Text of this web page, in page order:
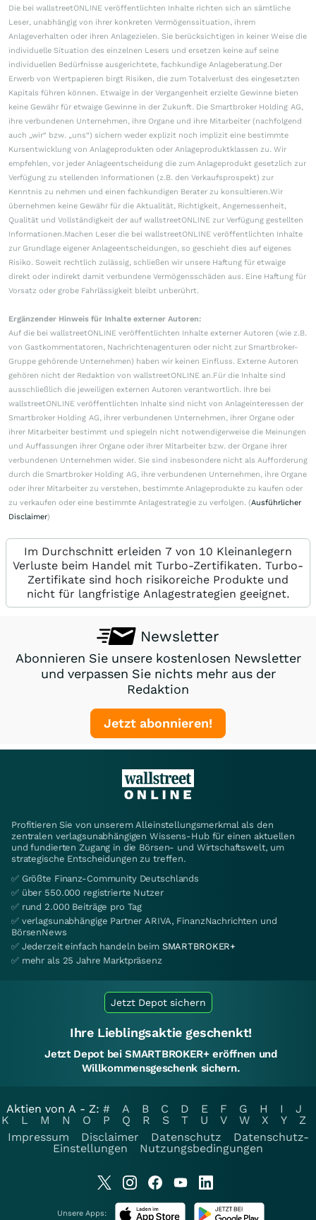
Die bei wallstreetONLINE veröffentlichten Inhalte richten sich an sämtliche
Leser, unabhängig von ihrer konkreten Vermögenssituation, ihrem
Anlageverhalten oder ihren Anlagezielen. Sie berücksichtigen in keiner Weise die
individuelle Situation des einzelnen Lesers und ersetzen keine auf seine
individuellen Bedürfnisse ausgerichtete, fachkundige Anlageberatung.Der
Erwerb von Wertpapieren birgt Risiken, die zum Totalverlust des eingesetzten
Kapitals führen können. Etwaige in der Vergangenheit erzielte Gewinne bieten
keine Gewähr für etwaige Gewinne in der Zukunft. Die Smartbroker Holding AG,
ihre verbundenen Unternehmen, ihre Organe und ihre Mitarbeiter (nachfolgend
auch „wir“ bzw. „uns“) sichern weder explizit noch implizit eine bestimmte
Kursentwicklung von Anlageprodukten oder Anlageproduktklassen zu. Wir
empfehlen, vor jeder Anlageentscheidung die zum Anlageprodukt gesetzlich zur
Verfügung zu stellenden Informationen (z.B. den Verkaufsprospekt) zur
Kenntnis zu nehmen und einen fachkundigen Berater zu konsultieren.Wir
übernehmen keine Gewähr für die Aktualität, Richtigkeit, Angemessenheit,
Qualität und Vollständigkeit der auf wallstreetONLINE zur Verfügung gestellten
Informationen.Machen Leser die bei wallstreetONLINE veröffentlichten Inhalte
zur Grundlage eigener Anlageentscheidungen, so geschieht dies auf eigenes
Risiko. Soweit rechtlich zulässig, schließen wir unsere Haftung für etwaige
direkt oder indirekt damit verbundene Vermögensschäden aus. Eine Haftung für
Vorsatz oder grobe Fahrlässigkeit bleibt unberührt.
Ergänzender Hinweis für Inhalte externer Autoren:
Auf die bei wallstreetONLINE veröffentlichten Inhalte externer Autoren (wie z.B.
von Gastkommentatoren, Nachrichtenagenturen oder nicht zur Smartbroker-
Gruppe gehörende Unternehmen) haben wir keinen Einfluss. Externe Autoren
gehören nicht der Redaktion von wallstreetONLINE an.Für die Inhalte sind
ausschließlich die jeweiligen externen Autoren verantwortlich. Ihre bei
wallstreetONLINE veröffentlichten Inhalte sind nicht von Anlageinteressen der
Smartbroker Holding AG, ihrer verbundenen Unternehmen, ihrer Organe oder
ihrer Mitarbeiter bestimmt und spiegeln nicht notwendigerweise die Meinungen
und Auffassungen ihrer Organe oder ihrer Mitarbeiter bzw. der Organe ihrer
verbundenen Unternehmen wider. Sie sind insbesondere nicht als Aufforderung
durch die Smartbroker Holding AG, ihre verbundenen Unternehmen, ihre Organe
oder ihrer Mitarbeiter zu verstehen, bestimmte Anlageprodukte zu kaufen oder
zu verkaufen oder eine bestimmte Anlagestrategie zu verfolgen. (Ausführlicher
Disclaimer)
Im Durchschnitt erleiden 7 von 10 Kleinanlegern
Verluste beim Handel mit Turbo-Zertifikaten. Turbo-
Zertifikate sind hoch risikoreiche Produkte und
nicht für langfristige Anlagestrategien geeignet.
Newsletter
Abonnieren Sie unsere kostenlosen Newsletter
und verpassen Sie nichts mehr aus der
Redaktion
Jetzt abonnieren!
Profitieren Sie von unserem Alleinstellungsmerkmal als den
zentralen verlagsunabhängigen Wissens-Hub für einen aktuellen
und fundierten Zugang in die Börsen- und Wirtschaftswelt, um
strategische Entscheidungen zu treffen.
✅ Größte Finanz-Community Deutschlands
✅ über 550.000 registrierte Nutzer
✅ rund 2.000 Beiträge pro Tag
✅ verlagsunabhängige Partner ARIVA, FinanzNachrichten und
BörsenNews
✅ Jederzeit einfach handeln beim SMARTBROKER+
✅ mehr als 25 Jahre Marktpräsenz
Jetzt Depot sichern
Ihre Lieblingsaktie geschenkt!
Jetzt Depot bei SMARTBROKER+ eröffnen und
Willkommensgeschenk sichern.
Aktien von A - Z: # A B C D E F G H I
J
K
L M N O P Q R S T U V W X Y
Z
Impressum
Disclaimer Datenschutz
Datenschutz-
Einstellungen
Nutzungsbedingungen
Unsere Apps: